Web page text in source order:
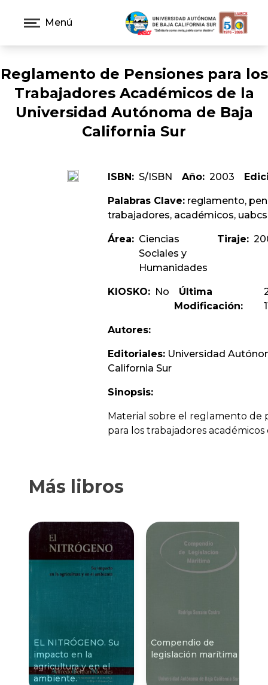
Menú
Reglamento de Pensiones para los
Trabajadores Académicos de la
Universidad Autónoma de Baja
California Sur
ISBN: S/ISBN Año: 2003
Palabras Clave: reglamento,
trabajadores, académicos, uabcs
Área: Ciencias
Sociales y
Humanidades
Tiraje:
KIOSKO: No
Última
Modificación:
Autores:
Editoriales: Universidad
California Sur
Sinopsis:
Material sobre el reglamento de
para los trabajadores académicos
Más libros
EL NITRÓGENO. Su
impacto en la
agricultura y en el
ambiente.
Compendio de
legislación marí­tima